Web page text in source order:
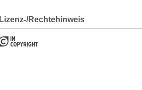
Lizenz-/Rechtehinweis